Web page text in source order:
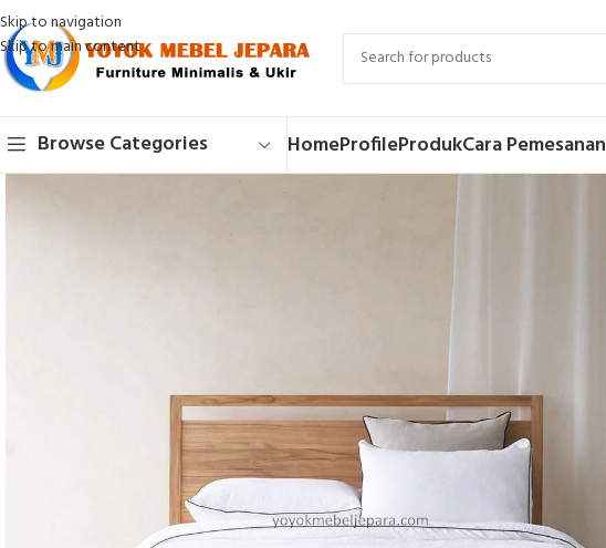
Skip to navigation
Skip to main content
Browse Categories HomeProfileProdukCara Pemesanan